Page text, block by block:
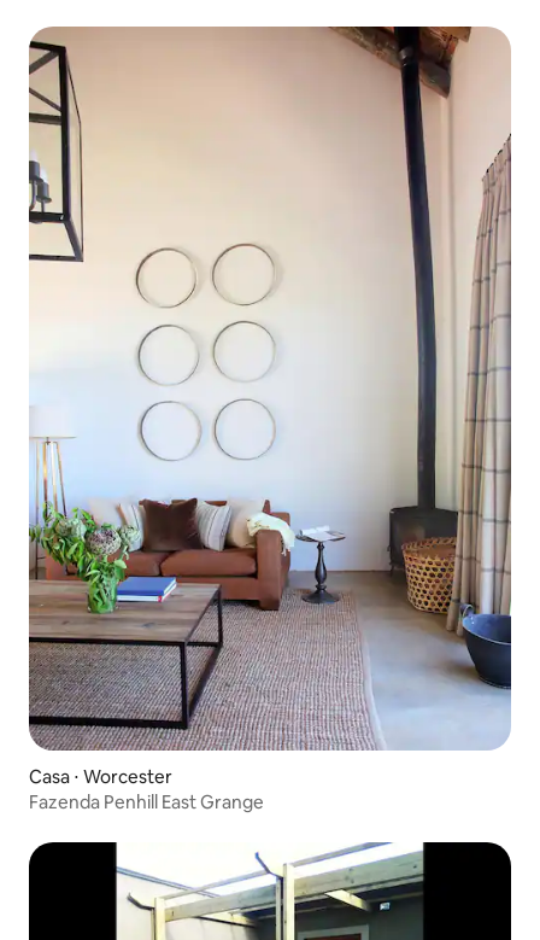
Casa ⋅ Worcester
Fazenda Penhill East Grange